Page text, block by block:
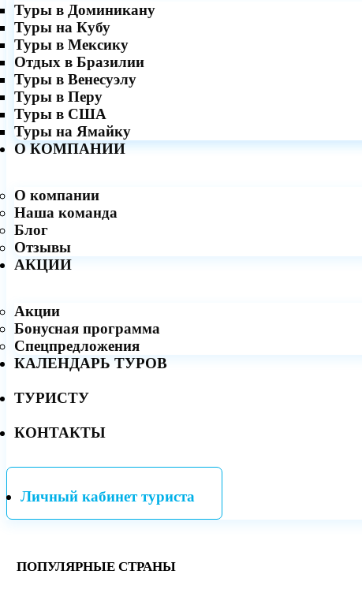
Туры в Доминикану
Туры на Кубу
Туры в Мексику
Отдых в Бразилии
Туры в Венесуэлу
Туры в Перу
Туры в США
Туры на Ямайку
О КОМПАНИИ
О компании
Наша команда
Блог
Отзывы
АКЦИИ
Акции
Бонусная программа
Спецпредложения
КАЛЕНДАРЬ ТУРОВ
ТУРИСТУ
КОНТАКТЫ
Личный кабинет туриста
ПОПУЛЯРНЫЕ СТРАНЫ